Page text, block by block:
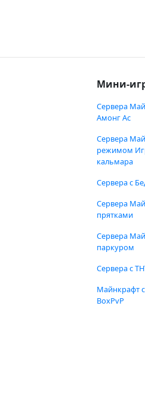
Мини-
Сервера
Амонг Ас
Сервера
режимом
кальмара
Сервера с
Сервера
прятками
Сервера
паркуром
Сервера с
Майнкрафт
BoxPvP